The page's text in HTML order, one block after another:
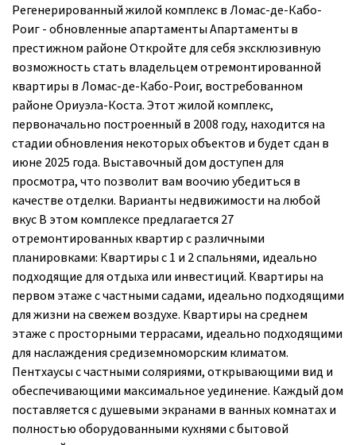
Регенерированный жилой комплекс в Ломас-де-Кабо-
Роиг - обновленные апартаменты Апартаменты в
престижном районе Откройте для себя эксклюзивную
возможность стать владельцем отремонтированной
квартиры в Ломас-де-Кабо-Роиг, востребованном
районе Ориуэла-Коста. Этот жилой комплекс,
первоначально построенный в 2008 году, находится на
стадии обновления некоторых объектов и будет сдан в
июне 2025 года. Выставочный дом доступен для
просмотра, что позволит вам воочию убедиться в
качестве отделки. Варианты недвижимости на любой
вкус В этом комплексе предлагается 27
отремонтированных квартир с различными
планировками: Квартиры с 1 и 2 спальнями, идеально
подходящие для отдыха или инвестиций. Квартиры на
первом этаже с частными садами, идеально подходящими
для жизни на свежем воздухе. Квартиры на среднем
этаже с просторными террасами, идеально подходящими
для наслаждения средиземноморским климатом.
Пентхаусы с частными соляриями, открывающими вид и
обеспечивающими максимальное уединение. Каждый дом
поставляется с душевыми экранами в ванных комнатах и
полностью оборудованными кухнями с бытовой